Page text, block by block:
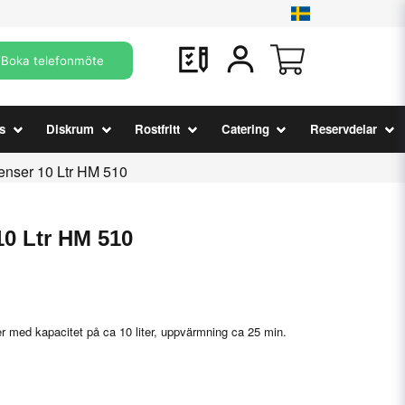
Boka telefonmöte
Diskrum Rostfritt Catering Reservdelar
10 Ltr HM 510
Ltr HM 510
med kapacitet på ca 10 liter, uppvärmning ca 25 min.